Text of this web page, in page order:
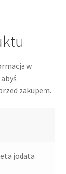
w
zakupem.
jodata